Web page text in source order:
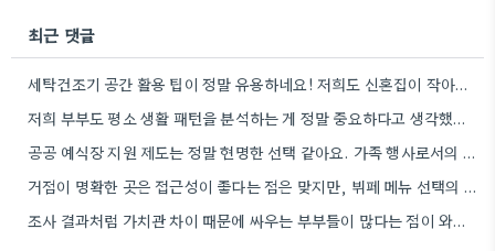
최근 댓글
세탁건조기 공간 활용 팁이 정말 유용하네요! 저희도 신혼집이 작아서 비슷한 고민을 많이 했었는데, 직렬 설치를…
저희 부부도 평소 생활 패턴을 분석하는 게 정말 중요하다고 생각했어요. 특히 요리 빈도 때문에 고민이…
공공 예식장 지원 제도는 정말 현명한 선택 같아요. 가족 행사로서의 의미를 생각하면 비용 부담도 덜할…
거점이 명확한 곳은 접근성이 좋다는 점은 맞지만, 뷔페 메뉴 선택의 폭이 줄어들 가능성이 높아 보네요.
조사 결과처럼 가치관 차이 때문에 싸우는 부부들이 많다는 점이 와닿네요. 좀 더 깊이 있는 대화를…